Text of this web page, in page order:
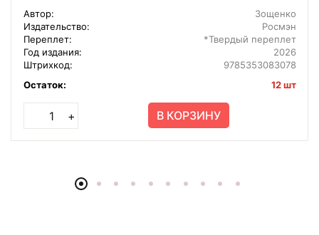
Автор:
Зощенко
Издательство:
Росмэн
Переплет:
*Твердый переплет
Год издания:
2026
Штрихкод:
9785353083078
Остаток:
12 шт
+ В КОРЗИНУ